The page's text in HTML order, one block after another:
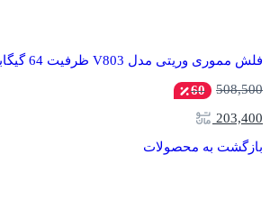
فلش مموری وریتی مدل V803 ظرفیت 64 گیگابایت
508,500
60
203,400
بازگشت به محصولات